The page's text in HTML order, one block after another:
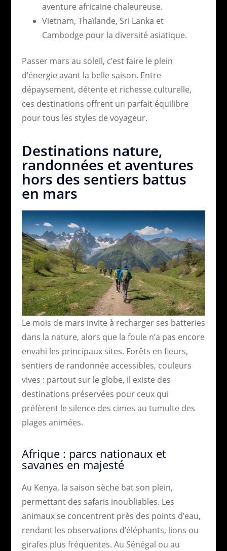
aventure africaine chaleureuse.
Vietnam, Thaïlande, Sri Lanka et
Cambodge pour la diversité asiatique.
Passer mars au soleil, c’est faire le plein
d’énergie avant la belle saison. Entre
dépaysement, détente et richesse culturelle,
ces destinations offrent un parfait équilibre
pour tous les styles de voyageur.
Destinations nature,
randonnées et aventures
hors des sentiers battus
en mars
Le mois de mars invite à recharger ses batteries
dans la nature, alors que la foule n’a pas encore
envahi les principaux sites. Forêts en fleurs,
sentiers de randonnée accessibles, couleurs
vives : partout sur le globe, il existe des
destinations préservées pour ceux qui
préfèrent le silence des cimes au tumulte des
plages animées.
Afrique : parcs nationaux et
savanes en majesté
Au Kenya, la saison sèche bat son plein,
permettant des safaris inoubliables. Les
animaux se concentrent près des points d’eau,
rendant les observations d’éléphants, lions ou
girafes plus fréquentes. Au Sénégal ou au